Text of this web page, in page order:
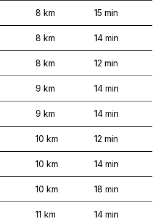
8 km 15 min
8 km 14 min
8 km 12 min
9 km 14 min
9 km 14 min
10 km 12 min
10 km 14 min
10 km 18 min
11 km 14 min